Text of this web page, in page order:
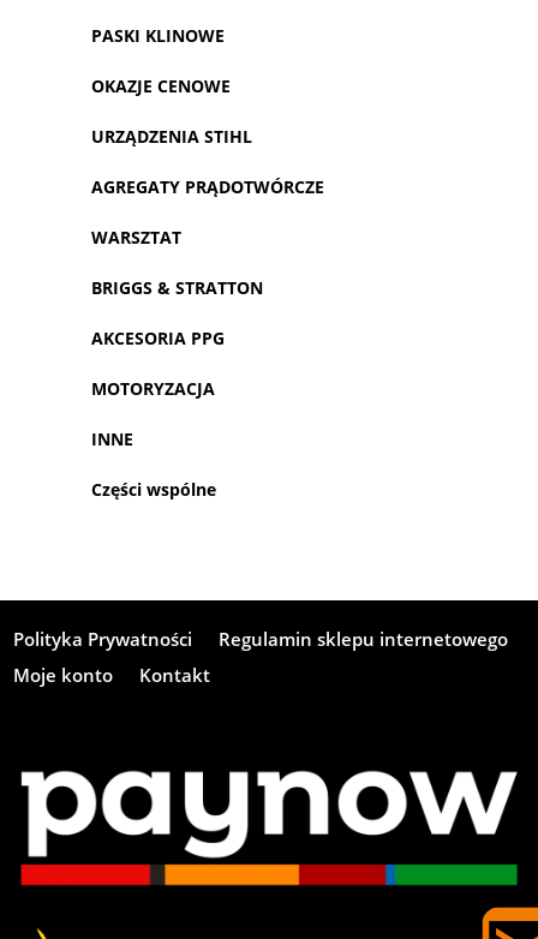
PASKI KLINOWE
OKAZJE CENOWE
URZĄDZENIA STIHL
AGREGATY PRĄDOTWÓRCZE
WARSZTAT
BRIGGS & STRATTON
AKCESORIA PPG
MOTORYZACJA
INNE
Części wspólne
Polityka Prywatności
Regulamin sklepu internetowego
Moje konto
Kontakt